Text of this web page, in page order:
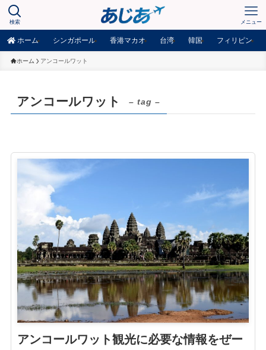
検索 メニュー
ホーム シンガポール 香港マカオ 台湾 韓国 フィリピン
ホーム アンコールワット
アンコールワット – tag –
アンコールワット観光に必要な情報をぜー